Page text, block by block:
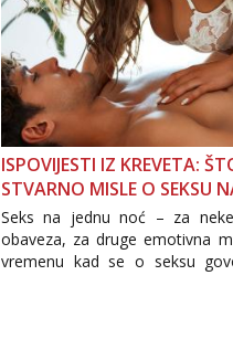
ISPOVIJESTI IZ KREVETA:
STVARNO MISLE O SEKSU
Seks na jednu noć – za
obaveza, za druge emotivna
vremenu kad se o seksu
tema „jedne noći strasti“ i